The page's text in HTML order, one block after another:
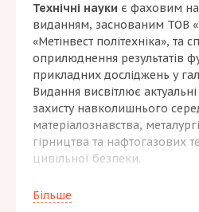
Технічні науки є фаховим
виданням, заснованим ТОВ
«Метінвест політехніка», та
оприлюднення результатів
прикладних досліджень у
Видання висвітлює
захисту навколишнього
матеріалознавства,
гірництва та нафтогазових
цивільної безпеки.
підвищенні ефективності
Більше